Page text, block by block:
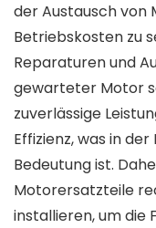
der Austausch von
Betriebskosten zu
Reparaturen und
gewarteter Motor
zuverlässige
Effizienz, was in
Bedeutung ist.
Motorersatzteile
installieren, um die